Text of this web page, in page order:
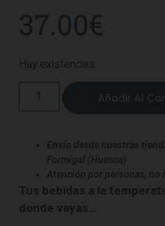
37.00€
Hay existencias
Añadir Al
Envío desde nuestras
Formigal (Huesca)
Atención por personas, no
Tus bebidas a la
donde vayas…